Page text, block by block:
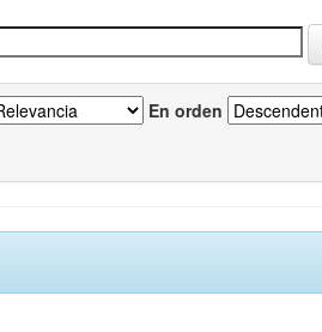
En orden